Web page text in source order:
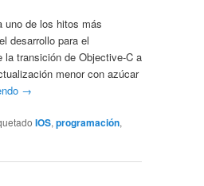
uno de los hitos más
desarrollo para el
transición de Objective-C a
menor con azúcar
→
IOS,programación,